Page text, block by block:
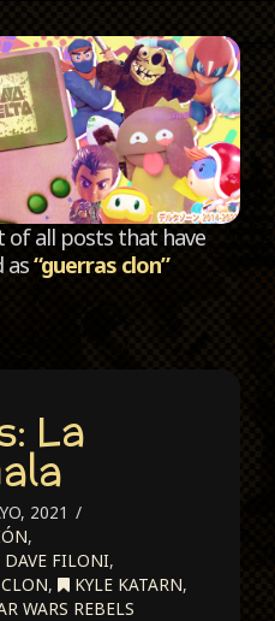
of all posts that have
as“guerras clon”
La
2021
,
DAVE FILONI,
, KYLE KATARN,
WARS REBELS